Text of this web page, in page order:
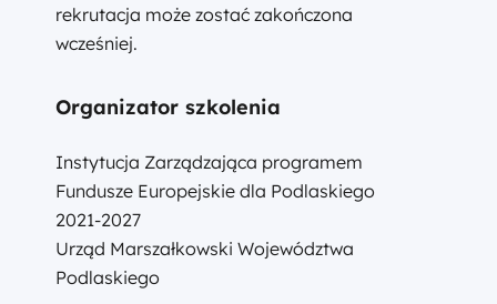
rekrutacja może zostać zakończona
wcześniej.
Organizator szkolenia
Instytucja Zarządzająca programem
Fundusze Europejskie dla Podlaskiego
2021-2027
Urząd Marszałkowski Województwa
Podlaskiego